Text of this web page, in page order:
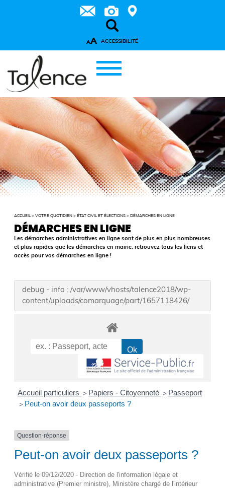
AA ACCESSIBILITÉ
ACCUEIL >VOTRE QUOTIDIEN > ÉTAT CIVIL ET ÉLECTIONS > DÉMARCHES EN LIGNE
DÉMARCHES EN LIGNE
Les démarches administratives en ligne sont de plus en plus nombreuses
et plus rapides que les démarches en mairie, retrouvez tous les liens et
accès pour vos démarches en ligne !
debug - info : /var/www/vhosts/talence2018/wp-
content/uploads/comarquage/part/1657118426/
Accueil particuliers > Papiers - Citoyenneté > Passeport
> Peut-on avoir deux passeports ?
Question-réponse
Peut-on avoir deux passeports ?
Vérifié le 09/12/2020 - Direction de l'information légale et
administrative (Premier ministre), Ministère chargé de l'intérieur